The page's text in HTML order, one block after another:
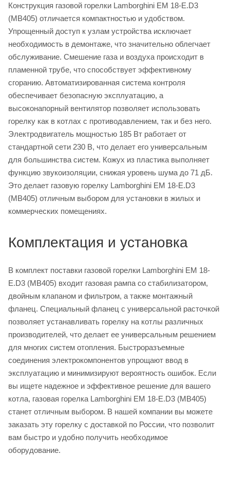
Конструкция газовой горелки Lamborghini EM 18-E.D3
(MB405) отличается компактностью и удобством.
Упрощенный доступ к узлам устройства исключает
необходимость в демонтаже, что значительно облегчает
обслуживание. Смешение газа и воздуха происходит в
пламенной трубе, что способствует эффективному
сгоранию. Автоматизированная система контроля
обеспечивает безопасную эксплуатацию, а
высоконапорный вентилятор позволяет использовать
горелку как в котлах с противодавлением, так и без него.
Электродвигатель мощностью 185 Вт работает от
стандартной сети 230 В, что делает его универсальным
для большинства систем. Кожух из пластика выполняет
функцию звукоизоляции, снижая уровень шума до 71 дБ.
Это делает газовую горелку Lamborghini EM 18-E.D3
(MB405) отличным выбором для установки в жилых и
коммерческих помещениях.
Комплектация и установка
В комплект поставки газовой горелки Lamborghini EM 18-
E.D3 (MB405) входит газовая рампа со стабилизатором,
двойным клапаном и фильтром, а также монтажный
фланец. Специальный фланец с универсальной расточкой
позволяет устанавливать горелку на котлы различных
производителей, что делает ее универсальным решением
для многих систем отопления. Быстроразъемные
соединения электрокомпонентов упрощают ввод в
эксплуатацию и минимизируют вероятность ошибок. Если
вы ищете надежное и эффективное решение для вашего
котла, газовая горелка Lamborghini EM 18-E.D3 (MB405)
станет отличным выбором. В нашей компании вы можете
заказать эту горелку с доставкой по России, что позволит
вам быстро и удобно получить необходимое
оборудование.